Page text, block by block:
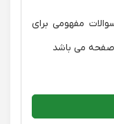
مفهومی برای